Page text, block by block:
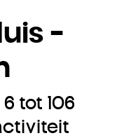
-
tot 106